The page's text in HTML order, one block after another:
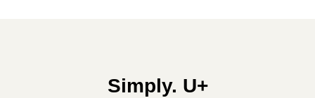
Simply. U+